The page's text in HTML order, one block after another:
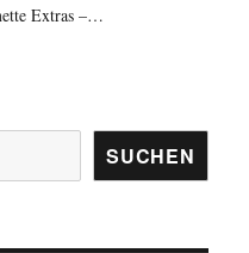
Extras –…
SUCHEN